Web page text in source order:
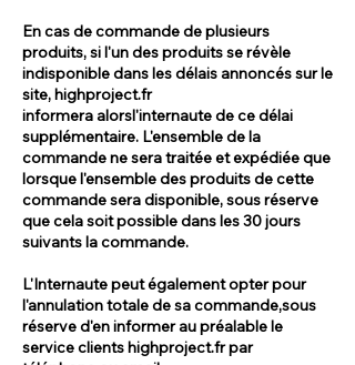
En cas de commande de plusieurs
produits, si l'un des produits se révèle
indisponible dans les délais annoncés sur le
site, highproject.fr
informera alorsl'internaute de ce délai
supplémentaire. L'ensemble de la
commande ne sera traitée et expédiée que
lorsque l'ensemble des produits de cette
commande sera disponible, sous réserve
que cela soit possible dans les 30 jours
suivants la commande.
L'Internaute peut également opter pour
l'annulation totale de sa commande,sous
réserve d'en informer au préalable le
service clients highproject.fr par